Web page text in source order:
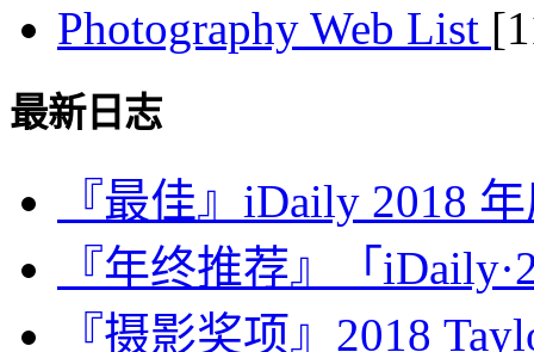
Photography Web List
最新日志
『最佳』iDaily 2018
『年终推荐』「
『摄影奖项』2018